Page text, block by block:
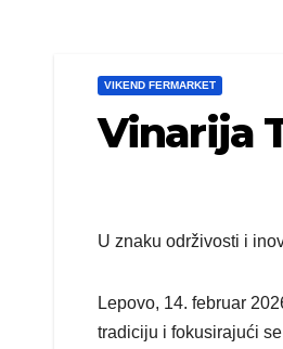
VIKEND FERMARKET
Vinarija
U znaku održivosti i
Lepovo, 14. februar
tradiciju i fokusirajući